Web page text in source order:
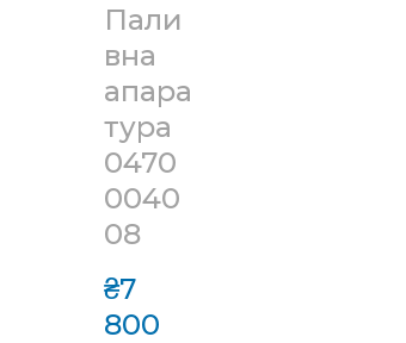
Пали
вна
апара
тура
0470
0040
08
₴7
800